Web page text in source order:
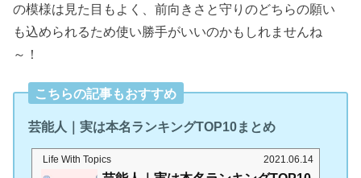
の模様は見た目もよく、前向きさと守りのどちらの願い
も込められるため使い勝手がいいのかもしれませんね
～！
こちらの記事もおすすめ
芸能人｜実は本名ランキングTOP10まとめ
Life With Topics 2021.06.14